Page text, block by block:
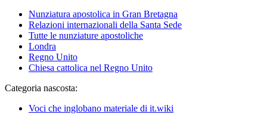
Nunziatura apostolica in Gran Bretagna
Relazioni internazionali della Santa Sede
Tutte le nunziature apostoliche
Londra
Regno Unito
Chiesa cattolica nel Regno Unito
Categoria nascosta:
Voci che inglobano materiale di it.wiki